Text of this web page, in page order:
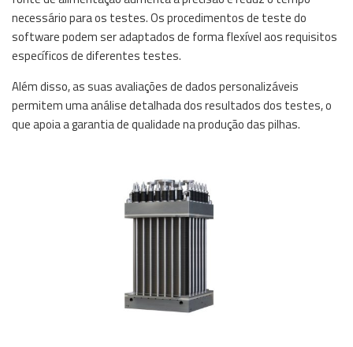
necessário para os testes. Os procedimentos de teste do
software podem ser adaptados de forma flexível aos requisitos
específicos de diferentes testes.
Além disso, as suas avaliações de dados personalizáveis
permitem uma análise detalhada dos resultados dos testes, o
que apoia a garantia de qualidade na produção das pilhas.